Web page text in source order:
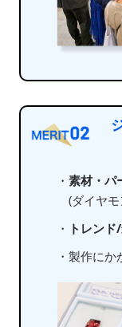
・ 素材・パ
(ダイヤモ
・ トレン
・製作にか